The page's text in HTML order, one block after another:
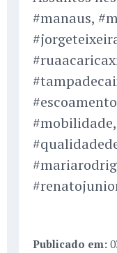
#manaus,
Publicado em: